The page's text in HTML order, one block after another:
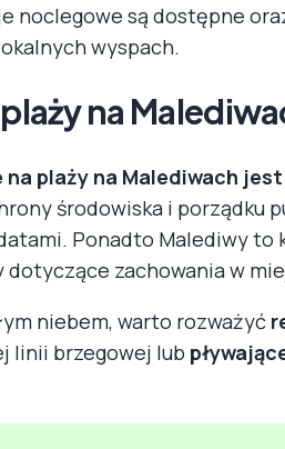
noclegowe są dostępne
wyspach.
na
na plaży na Malediwach
środowiska i porządku
Ponadto Malediwy to
zachowania w
niebem, warto rozważyć
linii brzegowej lub